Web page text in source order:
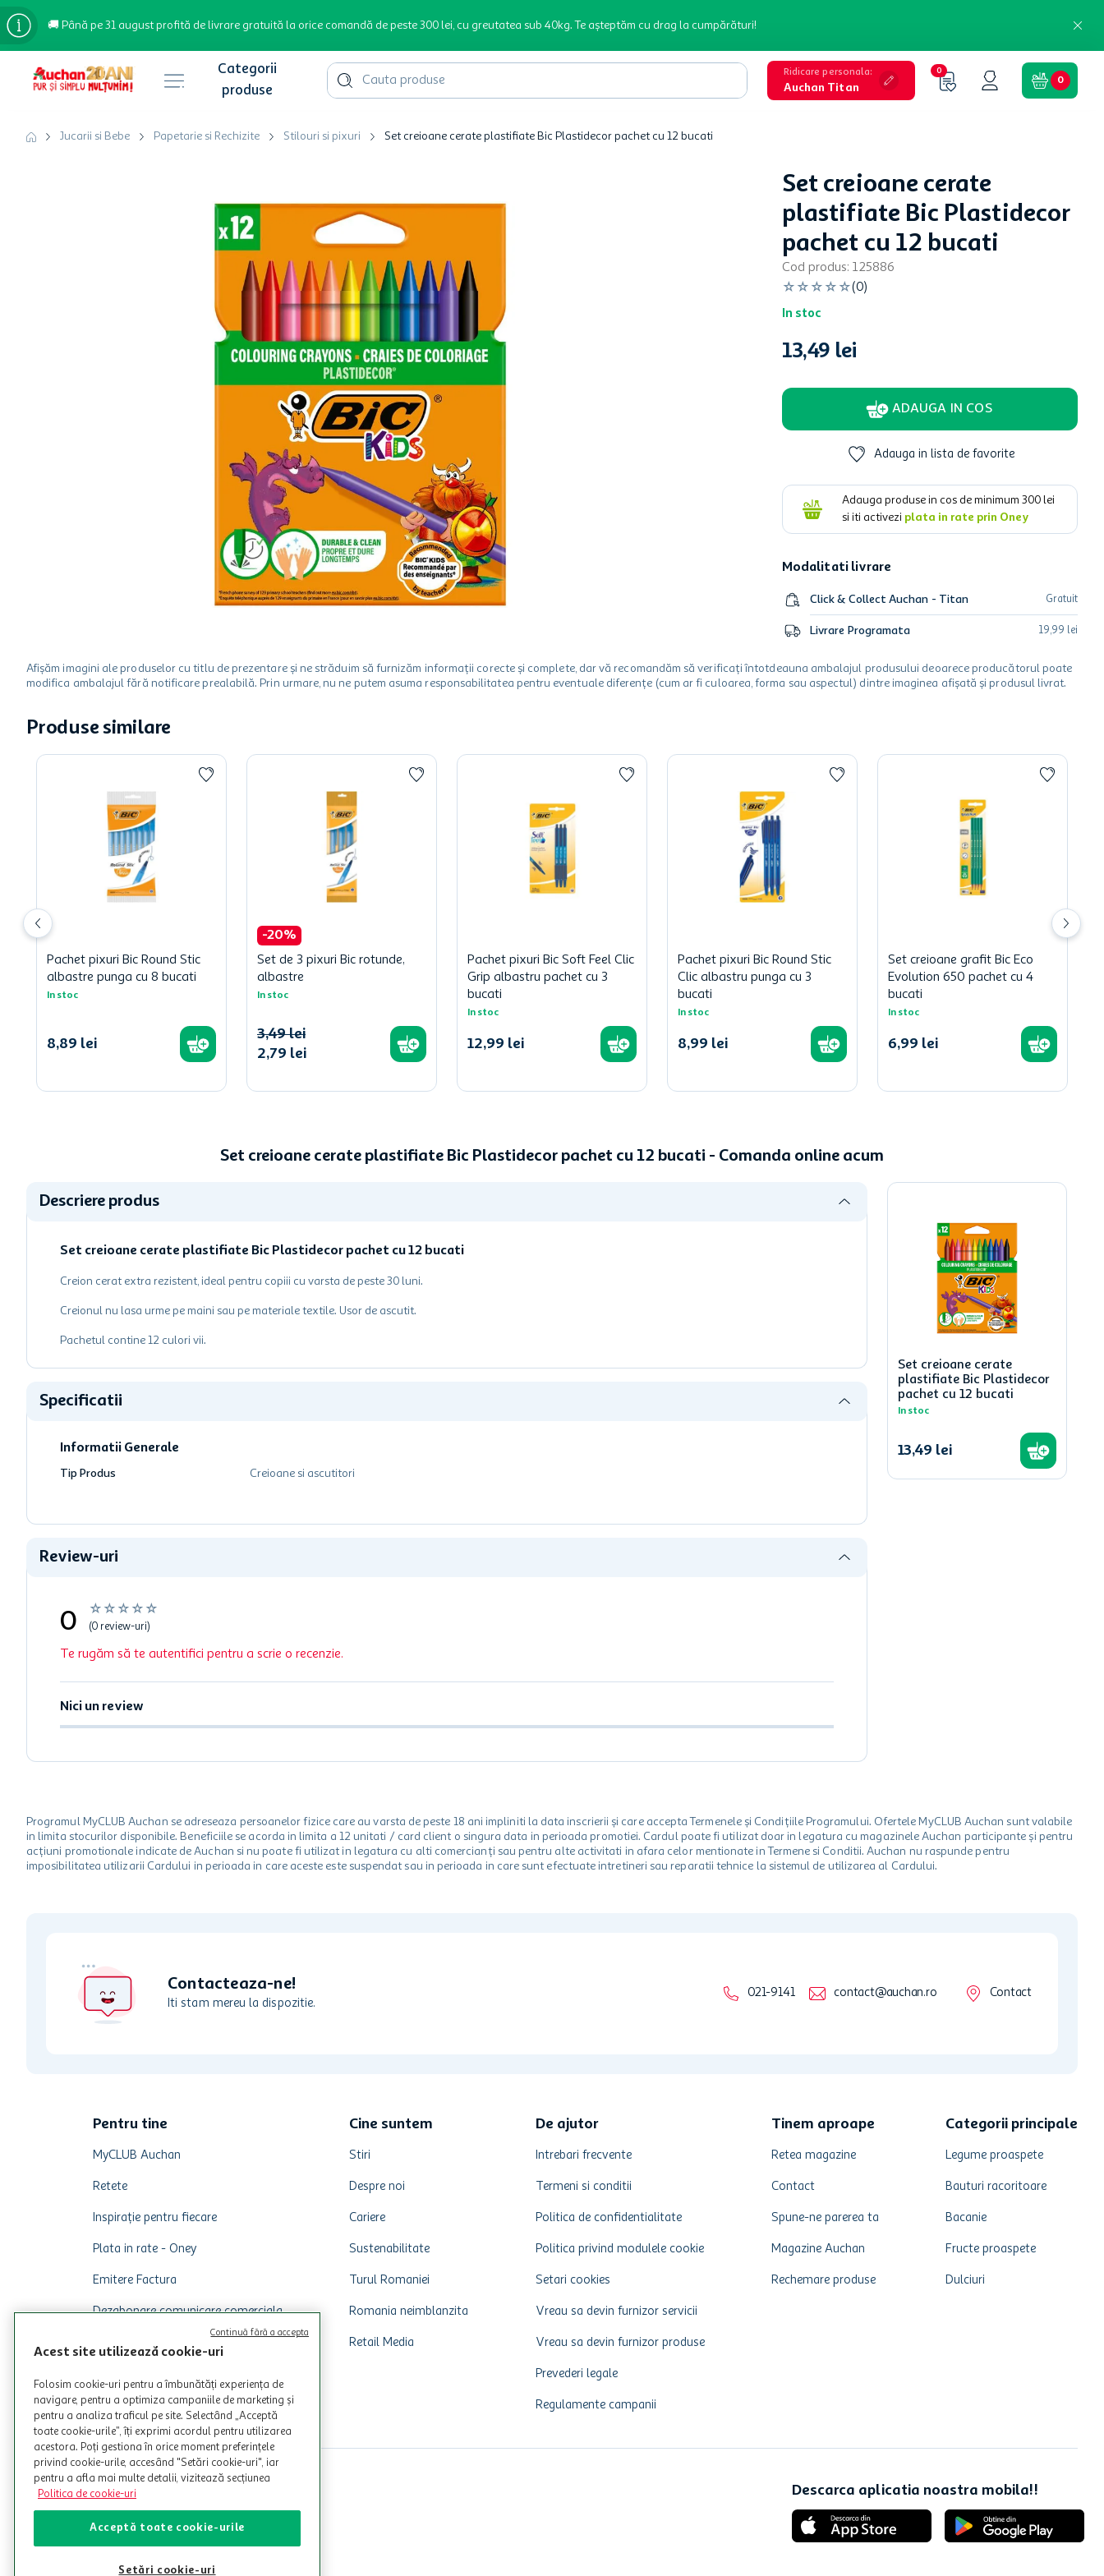
🚚 Până pe 31 august profită de livrare gratuită la orice comandă de peste 300 lei, cu greutatea sub 40kg. Te așteptăm cu drag la cumpărături!
Cauta produse
inghetata
apa plata
cafea boabe
troler
garden star
Ridicare personala:
Auchan Titan
0
0
Jucarii si Bebe Papetarie si Rechizite Stilouri si pixuri Set creioane cerate plastifiate Bic Plastidecor pachet cu 12 bucati
Set creioane cerate
plastifiate Bic Plastidecor
pachet cu 12 bucati
Cod produs: 125886
☆ ☆ ☆ ☆ ☆(0)
In stoc
13,49 lei
ADAUGA IN COS
Adauga in lista de favorite
Adauga produse in cos de minimum 300 lei
si iti activezi plata in rate prin Oney
Modalitati livrare
Click & Collect Auchan - Titan Gratuit
Livrare Programata 19,99 lei
Afișăm imagini ale produselor cu titlu de prezentare și ne străduim să furnizăm informații corecte și complete, dar vă recomandăm să verificați întotdeauna ambalajul produsului deoarece producătorul poate
modifica ambalajul fără notificare prealabilă. Prin urmare, nu ne putem asuma responsabilitatea pentru eventuale diferențe (cum ar fi culoarea, forma sau aspectul) dintre imaginea afișată și produsul livrat.
Produse similare
Pachet pixuri Bic Round Stic
albastre punga cu 8 bucati
In stoc
8,89 lei
-20%
Set de 3 pixuri Bic rotunde,
albastre
In stoc
2,79 lei
3,49 lei
Pachet pixuri Bic Soft Feel Clic
Grip albastru pachet cu 3
bucati
In stoc
12,99 lei
Pachet pixuri Bic Round Stic
Clic albastru punga cu 3
bucati
In stoc
8,99 lei
Set creioane grafit Bic Eco
Evolution 650 pachet cu 4
bucati
In stoc
6,99 lei
Set creioane cerate plastifiate Bic Plastidecor pachet cu 12 bucati - Comanda online acum
Descriere produs
Set creioane cerate plastifiate Bic Plastidecor pachet cu 12 bucati
Creion cerat extra rezistent, ideal pentru copiii cu varsta de peste 30 luni.
Creionul nu lasa urme pe maini sau pe materiale textile. Usor de ascutit.
Pachetul contine 12 culori vii.
Specificatii
Informatii Generale
Tip Produs Creioane si ascutitori
Review-uri
☆ ☆ ☆ ☆ ☆
0 (0 review-uri)
Te rugăm să te autentifici pentru a scrie o recenzie.
Nici un review
Set creioane cerate
plastifiate Bic Plastidecor
pachet cu 12 bucati
In stoc
13,49 lei
Programul MyCLUB Auchan se adreseaza persoanelor fizice care au varsta de peste 18 ani impliniti la data inscrierii și care accepta Termenele și Condițiile Programului. Ofertele MyCLUB Auchan sunt valabile
in limita stocurilor disponibile. Beneficiile se acorda in limita a 12 unitati / card client o singura data in perioada promotiei. Cardul poate fi utilizat doar in legatura cu magazinele Auchan participante și pentru
acțiuni promotionale indicate de Auchan si nu poate fi utilizat in legatura cu alti comercianți sau pentru alte activitati in afara celor mentionate in Termene si Conditii. Auchan nu raspunde pentru
imposibilitatea utilizarii Cardului in perioada in care aceste este suspendat sau in perioada in care sunt efectuate intretineri sau reparatii tehnice la sistemul de utilizarea al Cardului.
Contacteaza-ne!
Iti stam mereu la dispozitie.
021-9141 contact@auchan.ro Contact
Pentru tine
MyCLUB Auchan
Retete
Inspirație pentru fiecare
Plata in rate - Oney
Emitere Factura
Dezabonare comunicare comerciala
Cine suntem
Stiri
Despre noi
Cariere
Sustenabilitate
Turul Romaniei
Romania neimblanzita
Retail Media
De ajutor
Intrebari frecvente
Termeni si conditii
Politica de confidentialitate
Politica privind modulele cookie
Setari cookies
Vreau sa devin furnizor servicii
Vreau sa devin furnizor produse
Prevederi legale
Regulamente campanii
Tinem aproape
Retea magazine
Contact
Spune-ne parerea ta
Magazine Auchan
Rechemare produse
Categorii principale
Legume proaspete
Bauturi racoritoare
Bacanie
Fructe proaspete
Dulciuri
Descarca aplicatia noastra mobila!!
Acest site utilizează cookie-uri
Folosim cookie-uri pentru a îmbunătăți experiența de
navigare, pentru a optimiza campaniile de marketing și
pentru a analiza traficul pe site. Selectând „Acceptă
toate cookie-urile”, îți exprimi acordul pentru utilizarea
acestora. Poți gestiona în orice moment preferințele
privind cookie-urile, accesând "Setări cookie-uri", iar
pentru a afla mai multe detalii, vizitează secțiunea
Politica de cookie-uri
Acceptă toate cookie-urile
Setări cookie-uri
Continuă fără a accepta